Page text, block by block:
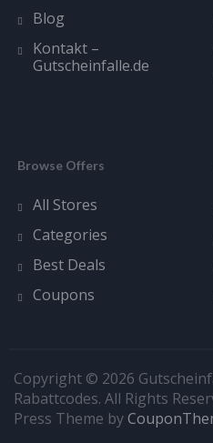
Blog
Kontakt –
Gutscheinfalle.de
Browse Offers
All Stores
Categories
Best Deals
Coupons
Copyright © 2026
Rabattcodes. All Rights
Press Theme by